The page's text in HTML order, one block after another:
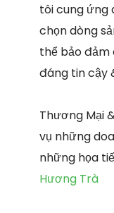
tôi cung ứng
chọn dòng
thể bảo đảm
đáng tin cậy
Thương Mại
vụ những
những họa
Hương Trà